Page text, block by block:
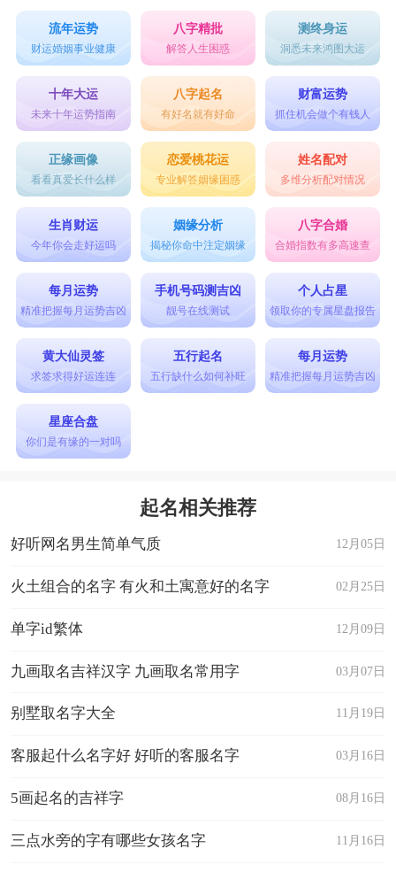
流年运势
财运婚姻事业健康
八字精批
解答人生困惑
测终身运
洞悉未来鸿图大运
十年大运
未来十年运势指南
八字起名
有好名就有好命
财富运势
抓住机会做个有钱人
正缘画像
看看真爱长什么样
恋爱桃花运
专业解答姻缘困惑
姓名配对
多维分析配对情况
生肖财运
今年你会走好运吗
姻缘分析
揭秘你命中注定姻缘
八字合婚
合婚指数有多高速查
每月运势
精准把握每月运势吉凶
手机号码测吉凶
靓号在线测试
个人占星
领取你的专属星盘报告
黄大仙灵签
求签求得好运连连
五行起名
五行缺什么如何补旺
每月运势
精准把握每月运势吉凶
星座合盘
你们是有缘的一对吗
起名相关推荐
12月05日
好听网名男生简单气质
02月25日
火土组合的名字 有火和土寓意好的名字
12月09日
单字id繁体
03月07日
九画取名吉祥汉字 九画取名常用字
11月19日
别墅取名字大全
03月16日
客服起什么名字好 好听的客服名字
08月16日
5画起名的吉祥字
11月16日
三点水旁的字有哪些女孩名字